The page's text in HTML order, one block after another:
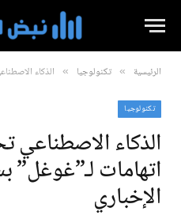
الرئيسية » تكنولوجيا » الذكاء الاصطناعي
تكنولوجيا
الذكاء الاصطناعي
اتهامات لـ”غوغل”
الإخباري